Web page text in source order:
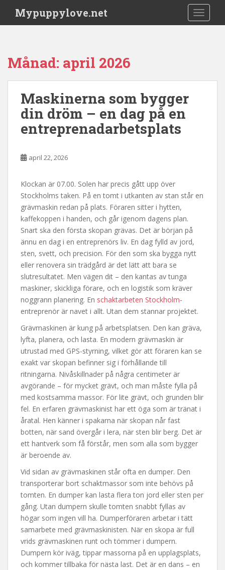
i
Mypuppylove.net
Månad: april 2026
Maskinerna som bygger
din dröm – en dag på en
entreprenadarbetsplats
april 22, 2026
Klockan är 07.00. Solen har precis gått upp över
Stockholms taken. På en tomt i utkanten av stan står en
grävmaskin redan på plats. Föraren sitter i hytten,
kaffekoppen i handen, och går igenom dagens plan.
Snart ska den första skopan grävas. Det är början på
ännu en dag i en entreprenörs liv. En dag fylld av jord,
sten, svett, och precision. För den som ska bygga nytt
eller renovera sin trädgård är det lätt att bara se
slutresultatet. Men vägen dit – den kantas av tunga
maskiner, skickliga förare, och en logistik som kräver
noggrann planering. En schaktarbeten Stockholm-
entreprenör är navet i allt. Utan dem stannar projektet.
Grävmaskinen är kung på arbetsplatsen. Den kan gräva,
lyfta, planera, och lasta. En modern grävmaskin är
utrustad med GPS-styrning, vilket gör att föraren kan se
exakt var skopan befinner sig i förhållande till
ritningarna. Nivåskillnader på några centimeter är
avgörande – för mycket grävt, och man måste fylla på
med kostsamma massor. För lite grävt, och grunden blir
fel. En erfaren grävmaskinist har ett öga som är tränat i
åratal. Hen känner i spakarna när skopan når fast
botten, när sand övergår i lera, när sten blir berg. Det är
ett hantverk som få förstår, men som alla som bygger
är beroende av.
Vid sidan av grävmaskinen står ofta en dumper. Den
transporterar bort schaktmassor som inte behövs på
tomten. En dumper kan lasta flera ton jord eller sten per
gång. Utan dumpern skulle tomten snabbt fyllas av
högar som ingen vill ha. Dumperföraren arbetar i tätt
samarbete med grävmaskinisten. När en skopa är full
vrids grävmaskinen runt och tömmer i dumpern.
Dumpern kör iväg, tippar massorna på en upplagsplats,
och kommer tillbaka för nästa last. Det är en dans – en